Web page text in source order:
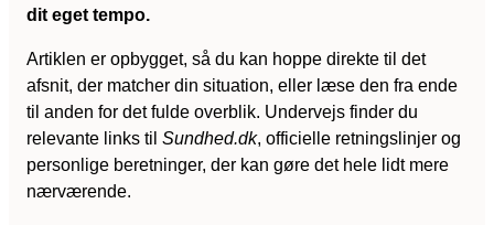
dit eget tempo.
Artiklen er opbygget, så du kan hoppe direkte til det
afsnit, der matcher din situation, eller læse den fra ende
til anden for det fulde overblik. Undervejs finder du
relevante links til Sundhed.dk, officielle retningslinjer og
personlige beretninger, der kan gøre det hele lidt mere
nærværende.